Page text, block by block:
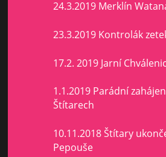
24.3.2019 Merklín
23.3.2019 Kontrolák
17.2. 2019 Jarní
1.1.2019 Parádní
Štítarech
10.11.2018 Štítary
Pepouše